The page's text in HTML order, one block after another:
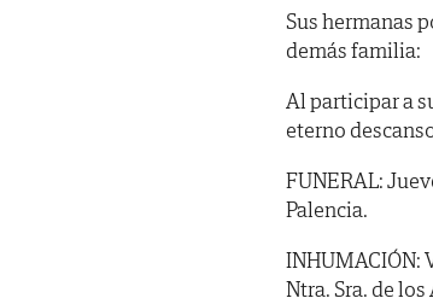
Sus hermanas
demás familia:
Al participar a
eterno
FUNERAL:
Palencia.
INHUMACIÓN:
Ntra. Sra. de